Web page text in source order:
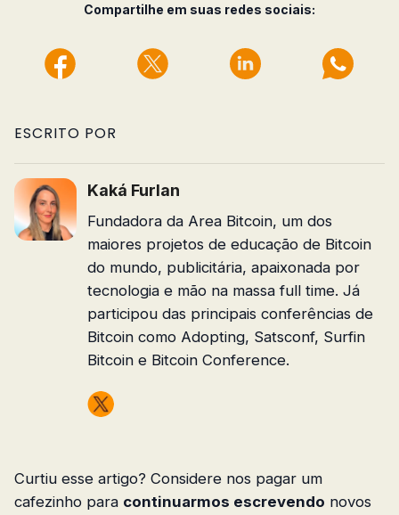
Compartilhe em suas redes sociais:
ESCRITO POR
Kaká Furlan
Fundadora da Area Bitcoin, um dos
maiores projetos de educação de Bitcoin
do mundo, publicitária, apaixonada por
tecnologia e mão na massa full time. Já
participou das principais conferências de
Bitcoin como Adopting, Satsconf, Surfin
Bitcoin e Bitcoin Conference.
Curtiu esse artigo? Considere nos pagar um
cafezinho para continuarmos escrevendo novos